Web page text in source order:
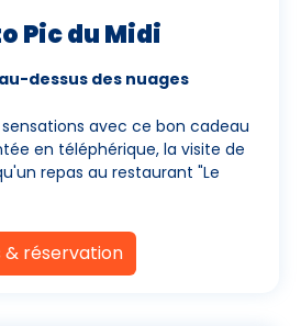
Pic du Midi
dessus des nuages
avec ce bon cadeau
en téléphérique, la visite de
repas au restaurant "Le
& réservation